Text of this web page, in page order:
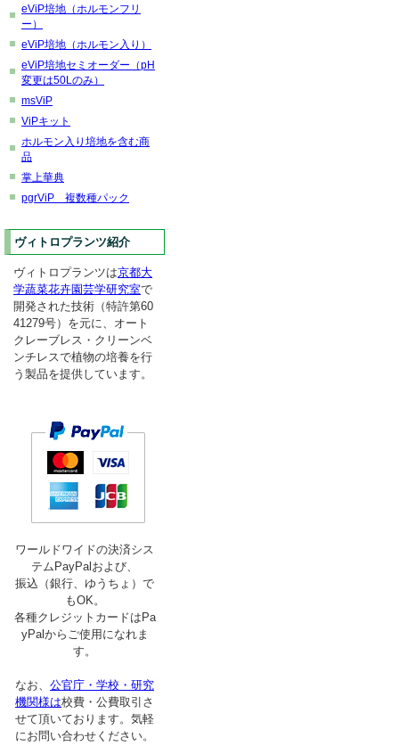
eViP培地（ホルモンフリ
ー）
eViP培地（ホルモン入り）
eViP培地セミオーダー（pH
変更は50Lのみ）
msViP
ViPキット
ホルモン入り培地を含む商
品
掌上華典
pgrViP 複数種パック
ヴィトロプランツ紹介
ヴィトロプランツは京都大
学蔬菜花卉園芸学研究室で
開発された技術（特許第60
41279号）を元に、オート
クレーブレス・クリーンベ
ンチレスで植物の培養を行
う製品を提供しています。
ワールドワイドの決済シス
テムPayPalおよび、
振込（銀行、ゆうちょ）で
もOK。
各種クレジットカードはPa
yPalからご使用になれま
す。
なお、 公官庁・学校・研究
機関様は校費・公費取引さ
せて頂いております。気軽
にお問い合わせください。